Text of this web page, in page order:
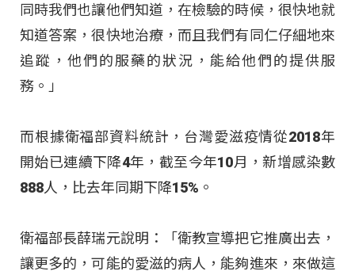
同時我們也讓他們知道，在檢驗的時候，很快地就
知道答案，很快地治療，而且我們有同仁仔細地來
追蹤，他們的服藥的狀況，能給他們的提供服
務。」
而根據衛福部資料統計，台灣愛滋疫情從2018年
開始已連續下降4年，截至今年10月，新增感染數
888人，比去年同期下降15%。
衛福部長薛瑞元說明：「衛教宣導把它推廣出去，
讓更多的，可能的愛滋的病人，能夠進來，來做這